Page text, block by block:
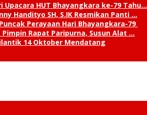
HUT Bhayangkara ke-79 Tahu…
Handityo SH, S.IK Resmikan Panti …
Perayaan Hari Bhayangkara-79
Rapat Paripurna, Susun Alat …
14 Oktober Mendatang